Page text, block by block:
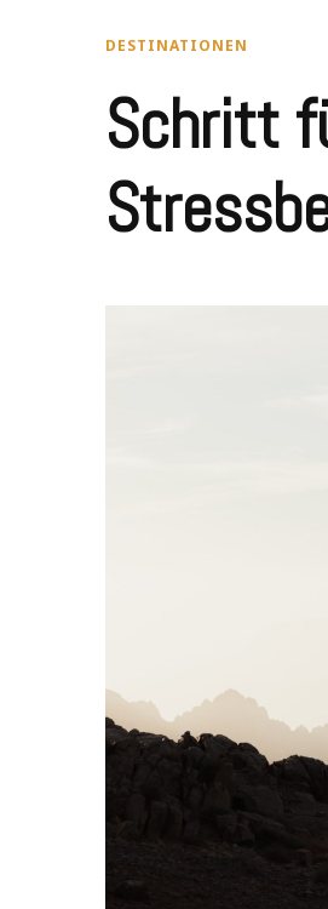
DESTINATIONEN
Schritt